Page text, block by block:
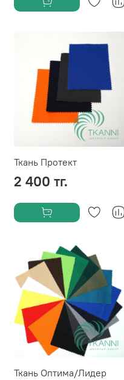
Ткань Протект
2 400 тг.
Ткань Оптима/Лидер